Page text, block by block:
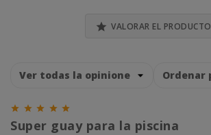
 VALORAR EL PRODUCTO
    
Super guay para la piscina